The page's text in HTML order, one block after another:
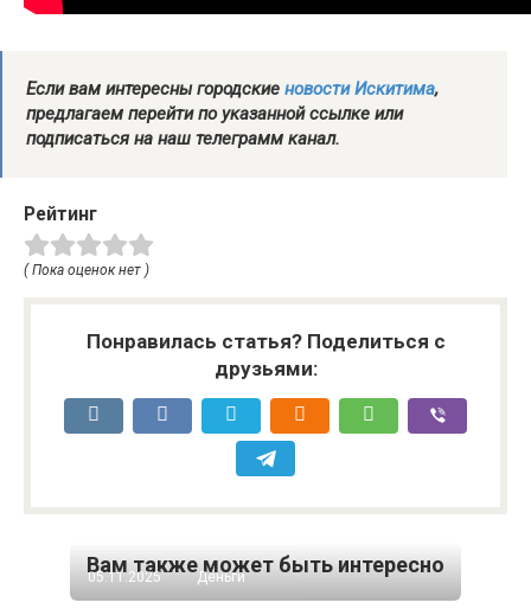
Если вам интересны городские новости Искитима,
предлагаем перейти по указанной ссылке или
подписаться на наш телеграмм канал.
Рейтинг
( Пока оценок нет )
Понравилась статья? Поделиться с
друзьями:
Вам также может быть интересно
05.11.2025 Деньги